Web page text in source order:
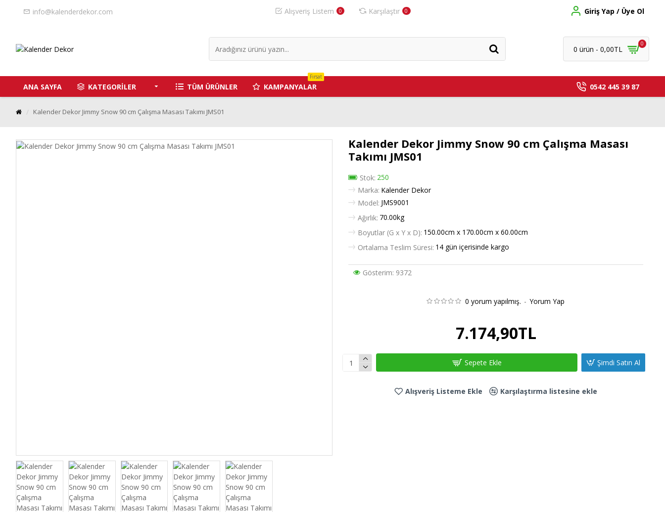
info@kalenderdekor.com Alışveriş Listem 0 Karşılaştır 0 Giriş Yap / Üye Ol
0 ürün - 0,00TL
0
ANA SAYFA KATEGORİLER TÜM ÜRÜNLER KAMPANYALAR
Fırsat
0542 445 39 87
Kalender Dekor Jimmy Snow 90 cm Çalışma Masası Takımı JMS01
Kalender Dekor Jimmy Snow 90 cm Çalışma Masası
Takımı JMS01
Stok: 250
Marka: Kalender Dekor
Model: JMS9001
Ağırlık: 70.00kg
Boyutlar (G x Y x D): 150.00cm x 170.00cm x 60.00cm
Ortalama Teslim Süresi: 14 gün içerisinde kargo
Gösterim: 9372
0 yorum yapılmış. - Yorum Yap
7.174,90TL
Sepete Ekle Şimdi Satın Al
Alışveriş Listeme Ekle Karşılaştırma listesine ekle